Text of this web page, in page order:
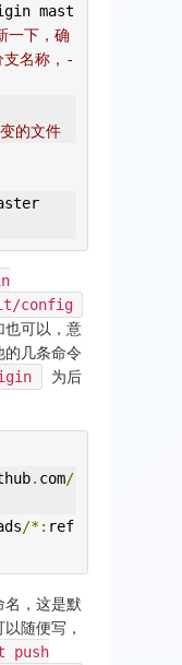
mast
一下，确
名称，-
的文件
u origin master
config
也可以，意
的几条命令
为后
. com/
/*: ref
名，这是默
随便写，
push